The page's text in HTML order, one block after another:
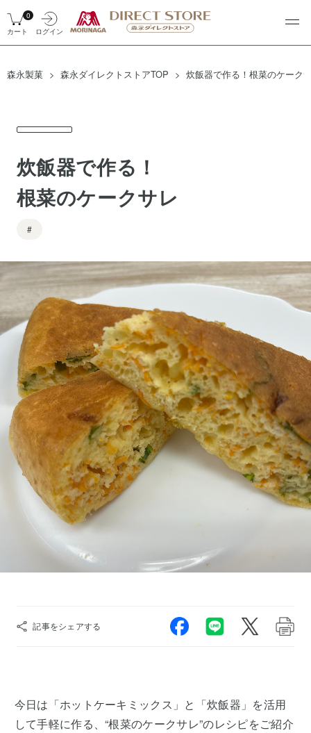
ログイン
0
カート
森永製菓 森永ダイレクトストアTOP 炊飯器で作る！根菜のケーク
炊飯器で作る！
根菜のケークサレ
記事をシェアする
今日は「ホットケーキミックス」と「炊飯器」を活用
して手軽に作る、“根菜のケークサレ”のレシピをご紹介